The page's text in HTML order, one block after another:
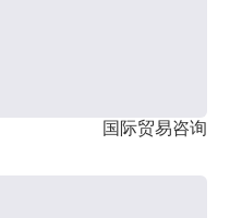
国际贸易咨询